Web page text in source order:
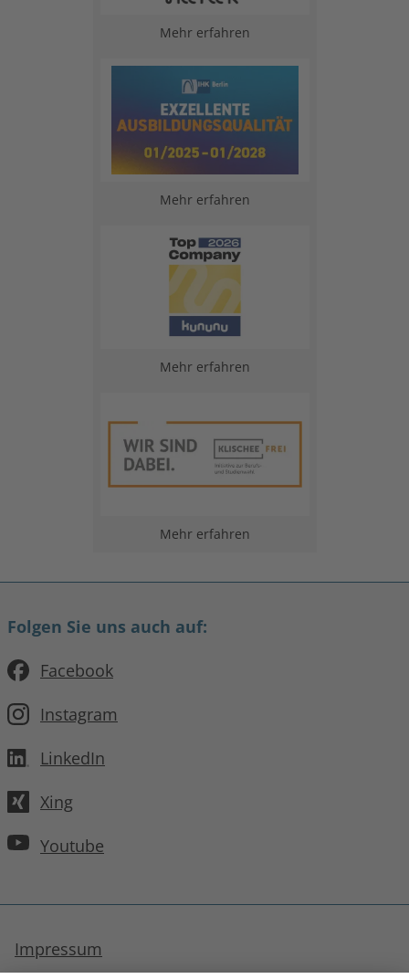
Mehr erfahren
Mehr erfahren
Mehr erfahren
Mehr erfahren
Folgen Sie uns auch auf:
Facebook
Instagram
LinkedIn
Xing
Youtube
Impressum